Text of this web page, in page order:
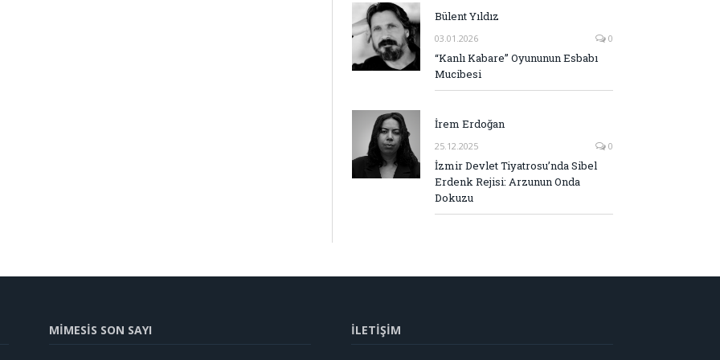
Bülent Yıldız
03.01.2026 0
“Kanlı Kabare” Oyununun Esbabı
Mucibesi
İrem Erdoğan
25.12.2025 0
İzmir Devlet Tiyatrosu’nda Sibel
Erdenk Rejisi: Arzunun Onda
Dokuzu
MİMESİS SON SAYI İLETİŞİM